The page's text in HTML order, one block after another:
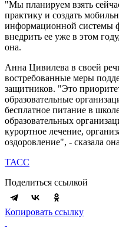
"Мы планируем взять
практику и создать
информационной системы
внедрить ее уже в этом
она.
Анна Цивилева в своей
востребованные меры
защитников. "Это
образовательные
бесплатное питание в
образовательных
курортное лечение,
оздоровление", - сказала
ТАСС
Поделиться ссылкой
Копировать ссылку